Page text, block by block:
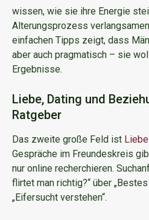
wissen, wie sie ihre Energie
Alterungsprozess
einfachen Tipps zeigt, dass
aber auch pragmatisch – sie
Ergebnisse.
Liebe, Dating und
Ratgeber
Das zweite große Feld ist
Gespräche im Freundeskreis
nur online recherchieren.
flirtet man richtig?“ über
„Eifersucht verstehen“.